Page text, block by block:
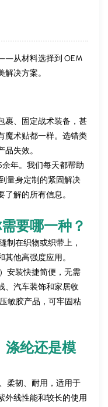
从材料选择到 OEM
决方案。
、固定战术装备，甚
魔术贴都一样。选错类
失效。
年。我们每天都帮助
量身定制的紧固解决
解的所有信息。
要哪一种？
制在织物或织带上，
他高强度应用。
安装快捷简便，无需
汽车装饰和家居收
敏胶产品，可牢固粘
涤纶还是模
韧、耐用，适用于
外线性能和较长的使用